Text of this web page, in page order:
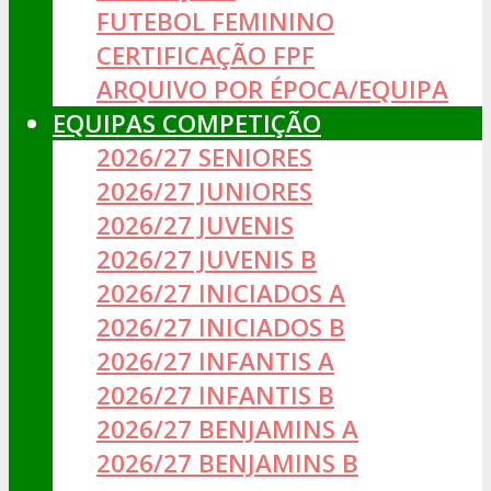
FUTEBOL FEMININO
CERTIFICAÇÃO FPF
ARQUIVO POR ÉPOCA/EQUIPA
EQUIPAS COMPETIÇÃO
2026/27 SENIORES
2026/27 JUNIORES
2026/27 JUVENIS
2026/27 JUVENIS B
2026/27 INICIADOS A
2026/27 INICIADOS B
2026/27 INFANTIS A
2026/27 INFANTIS B
2026/27 BENJAMINS A
2026/27 BENJAMINS B